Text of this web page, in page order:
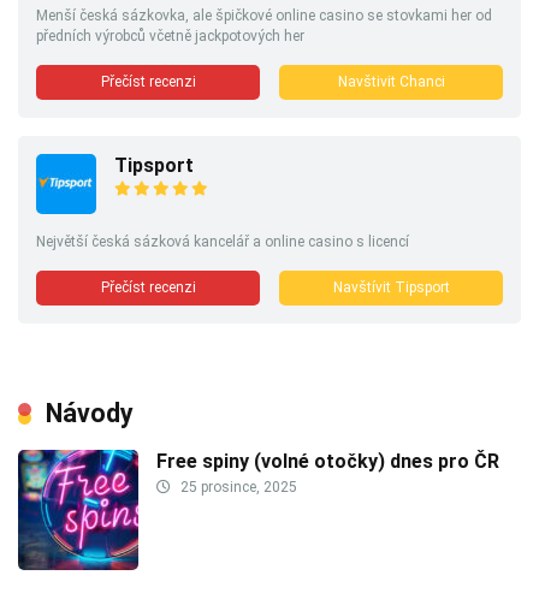
Menší česká sázkovka, ale špičkové online casino se stovkami her od
předních výrobců včetně jackpotových her
Přečíst recenzi Navštivit Chanci
Tipsport
Největší česká sázková kancelář a online casino s licencí
Přečíst recenzi Navštívit Tipsport
Návody
Free spiny (volné otočky) dnes pro ČR
25 prosince, 2025